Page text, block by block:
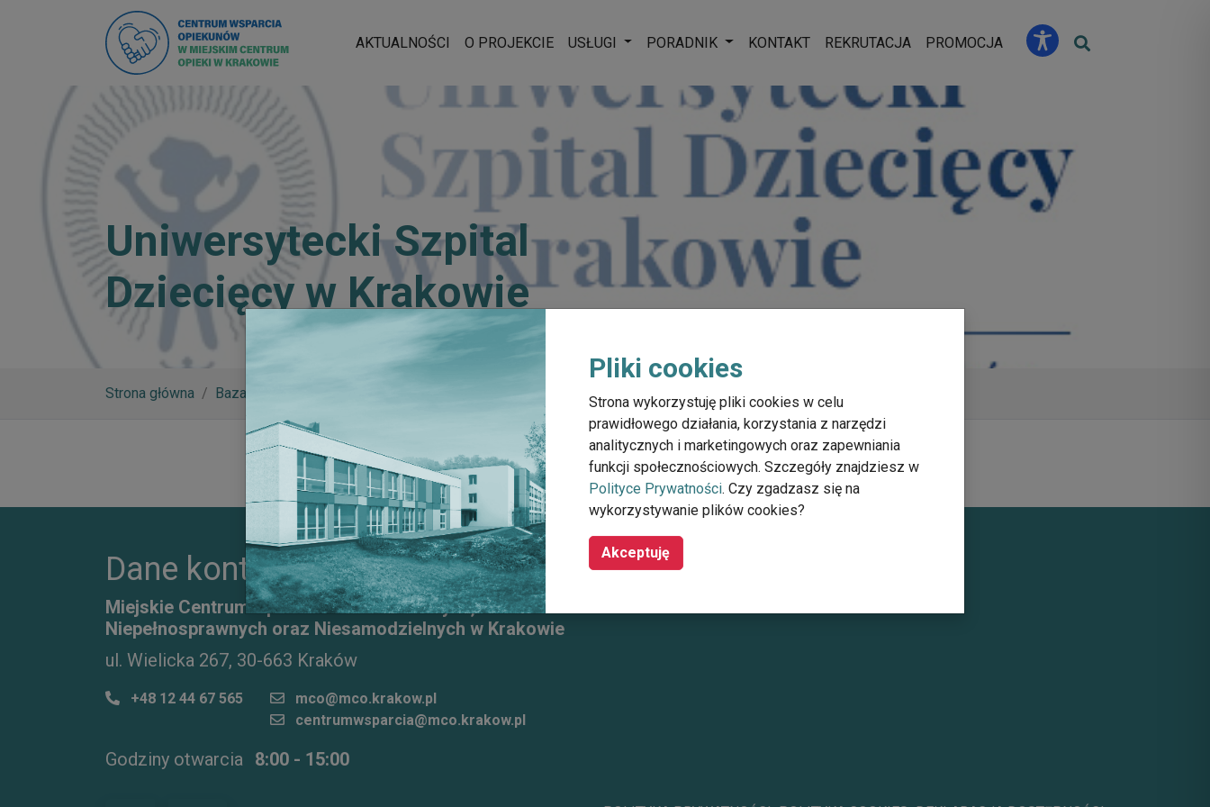
AKTUALNOŚCI O PROJEKCIE USŁUGI Rozwiń menu
PORADNIK Rozwiń menu
KONTAKT REKRUTACJA PROMOCJA
Uniwersytecki Szpital
Dziecięcy w Krakowie
Strona główna Baza wiedzy Uniwersytecki Szpital Dziecięcy w Krakowie
Pliki cookies
Strona wykorzystuję pliki cookies w celu
prawidłowego działania, korzystania z narzędzi
analitycznych i marketingowych oraz zapewniania
funkcji społecznościowych. Szczegóły znajdziesz w
Polityce Prywatności. Czy zgadzasz się na
wykorzystywanie plików cookies?
Akceptuję
Dane kontaktowe
Miejskie Centrum Opieki dla Osób Starszych, Przewlekle
Niepełnosprawnych oraz Niesamodzielnych w Krakowie
ul. Wielicka 267, 30-663 Kraków
+48 12 44 67 565
mco@mco.krakow.pl
centrumwsparcia@mco.krakow.pl
Godziny otwarcia 8:00 - 15:00